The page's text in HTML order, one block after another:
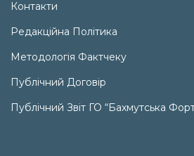
Контакти
Редакційна Політика
Методологія Фактчеку
Публічний Договір
Публічний Звіт ГО “Бахмутська